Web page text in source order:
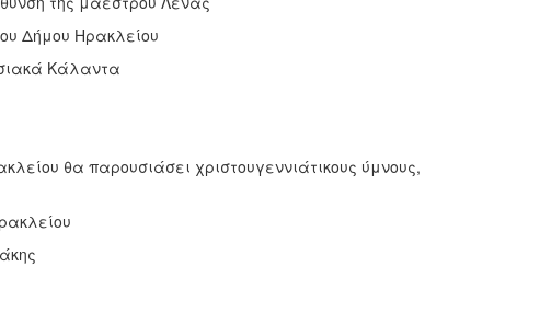
Δήμου Ηρακλείου
Κάλαντα
θα παρουσιάσει χριστουγεννιάτικους ύμνους,